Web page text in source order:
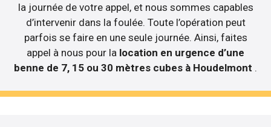
la journée de votre appel, et nous sommes capables
d’intervenir dans la foulée. Toute l’opération peut
parfois se faire en une seule journée. Ainsi, faites
appel à nous pour la location en urgence d’une
benne de 7, 15 ou 30 mètres cubes à Houdelmont .